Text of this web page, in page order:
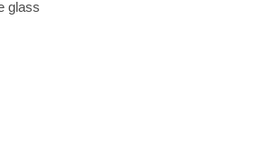
glass